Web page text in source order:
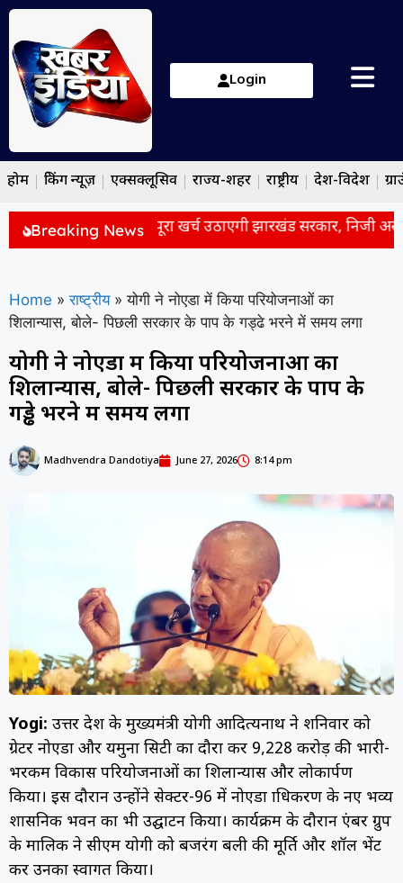
Login
होम ब्रेकिंग न्यूज़ एक्सक्लूसिव राज्य-शहर राष्ट्रीय देश-विदेश
Breaking News
छात्रों के इलाज का पूरा खर्च उठाएगी झारखंड सरकार, निजी
Home » राष्ट्रीय » योगी ने नोएडा में किया परियोजनाओं का
शिलान्यास, बोले- पिछली सरकार के पाप के गड्ढे भरने में समय लगा
योगी ने नोएडा में किया परियोजनाओं का
शिलान्यास, बोले- पिछली सरकार के पाप के
गड्ढे भरने में समय लगा
Madhvendra Dandotiya June 27, 2026 8:14 pm
Yogi: उत्तर प्रदेश के मुख्यमंत्री योगी आदित्यनाथ ने शनिवार को
ग्रेटर नोएडा और यमुना सिटी का दौरा कर ₹9,228 करोड़ की भारी-
भरकम विकास परियोजनाओं का शिलान्यास और लोकार्पण
किया। इस दौरान उन्होंने सेक्टर-96 में नोएडा प्राधिकरण के नए भव्य
प्रशासनिक भवन का भी उद्घाटन किया। कार्यक्रम के दौरान एंबर ग्रुप
के मालिक ने सीएम योगी को बजरंग बली की मूर्ति और शॉल भेंट
कर उनका स्वागत किया।